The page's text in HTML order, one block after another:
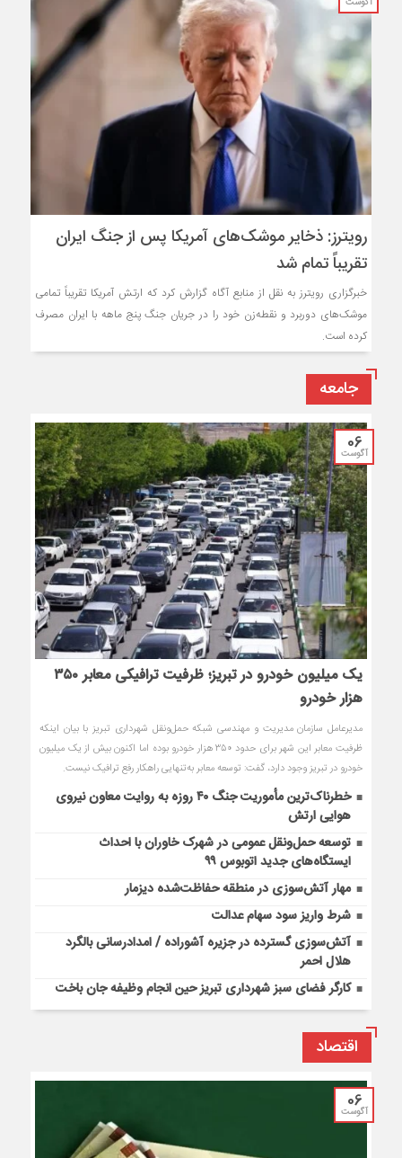
آگوست
رویترز: ذخایر موشک‌های آمریکا پس از جنگ ایران
تقریباً تمام شد
خبرگزاری رویترز به نقل از منابع آگاه گزارش کرد که ارتش آمریکا تقریباً تمامی
موشک‌های دوربرد و نقطه‌زن خود را در جریان جنگ پنج ماهه با ایران مصرف
کرده است.
جامعه
06
آگوست
یک میلیون خودرو در تبریز؛ ظرفیت ترافیکی معابر ۳۵۰
هزار خودرو
مدیرعامل سازمان مدیریت و مهندسی شبکه حمل‌ونقل شهرداری تبریز با بیان اینکه
ظرفیت معابر این شهر برای حدود ۳۵۰ هزار خودرو بوده اما اکنون بیش از یک میلیون
خودرو در تبریز وجود دارد، گفت: توسعه معابر به‌تنهایی راهکار رفع ترافیک نیست.
خطرناک‌ترین مأموریت جنگ ۴۰ روزه به روایت معاون نیروی
هوایی ارتش
توسعه حمل‌ونقل عمومی در شهرک خاوران با احداث
ایستگاه‌های جدید اتوبوس ۹۹
مهار آتش‌سوزی در منطقه حفاظت‌شده دیزمار
شرط واریز سود سهام عدالت
آتش‌سوزی گسترده در جزیره آشوراده / امدادرسانی بالگرد
هلال احمر
کارگر فضای سبز شهرداری تبریز حین انجام وظیفه جان باخت
اقتصاد
06
آگوست